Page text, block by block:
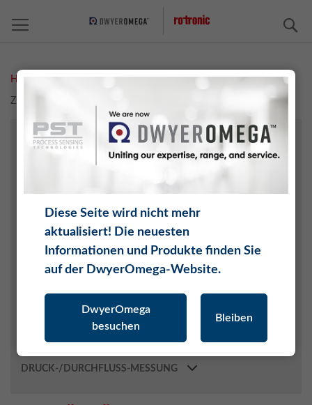
Home Measurement Solutions Wasseraktivität
Zubehör
FEUCHTE
WASSERAKTIVITÄT
TAUPUNKT
MONITORING SYSTEM (RMS)
DRUCK-/DURCHFLUSS-MESSUNG
Diese Seite wird nicht mehr
aktualisiert! Die neuesten
Informationen und Produkte finden Sie
auf der DwyerOmega-Website.
DwyerOmega
besuchen
Bleiben